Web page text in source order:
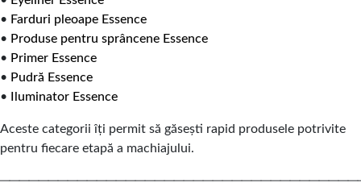
• Farduri pleoape Essence
• Produse pentru sprâncene Essence
• Primer Essence
• Pudră Essence
•
Iluminator Essence
Aceste categorii îți permit să găsești rapid produsele potrivite
pentru fiecare etapă a machiajului.